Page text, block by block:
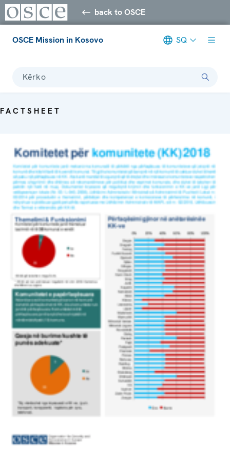
back to OSCE
OSCE Mission in Kosovo SQ
Kërko
FACTSHEET